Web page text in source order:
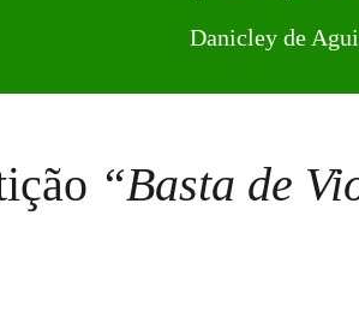
Danicley de
“Basta de